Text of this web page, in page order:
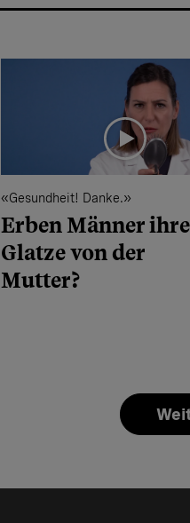
«Gesundheit! Danke.»
Erben Männer ihre
Glatze von der
Mutter?